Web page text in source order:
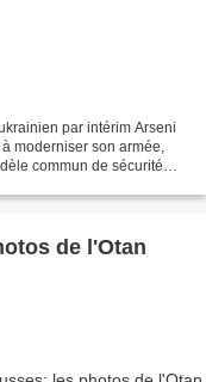
par intérim Arseni
moderniser son armée,
commun de sécurité
de l'Otan